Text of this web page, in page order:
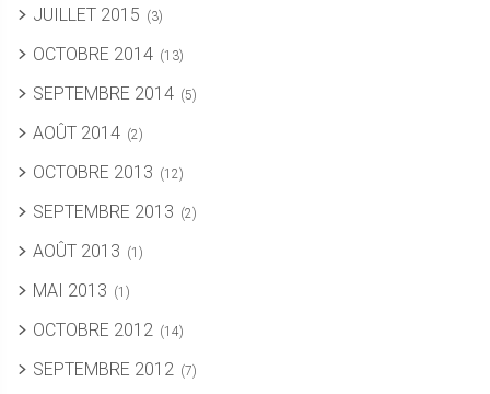
JUILLET 2015 (3)
OCTOBRE 2014 (13)
SEPTEMBRE 2014 (5)
AOÛT 2014 (2)
OCTOBRE 2013 (12)
SEPTEMBRE 2013 (2)
AOÛT 2013 (1)
MAI 2013 (1)
OCTOBRE 2012 (14)
SEPTEMBRE 2012 (7)